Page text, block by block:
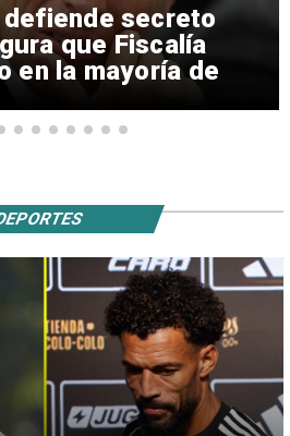
secreto
que Fiscalía
en la mayoría de